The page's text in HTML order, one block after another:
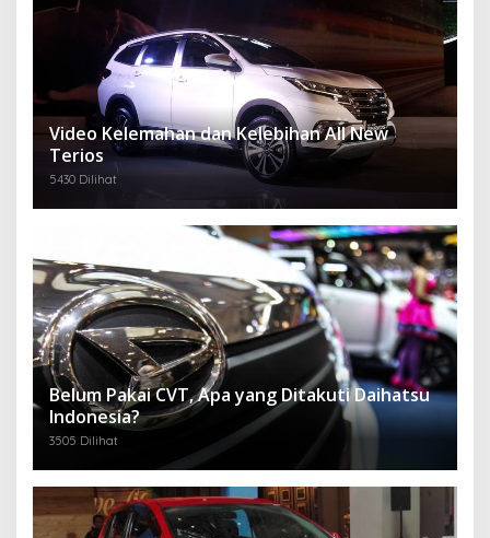
Video Kelemahan dan Kelebihan All New
Terios
5430 Dilihat
Belum Pakai CVT, Apa yang Ditakuti Daihatsu
Indonesia?
3505 Dilihat